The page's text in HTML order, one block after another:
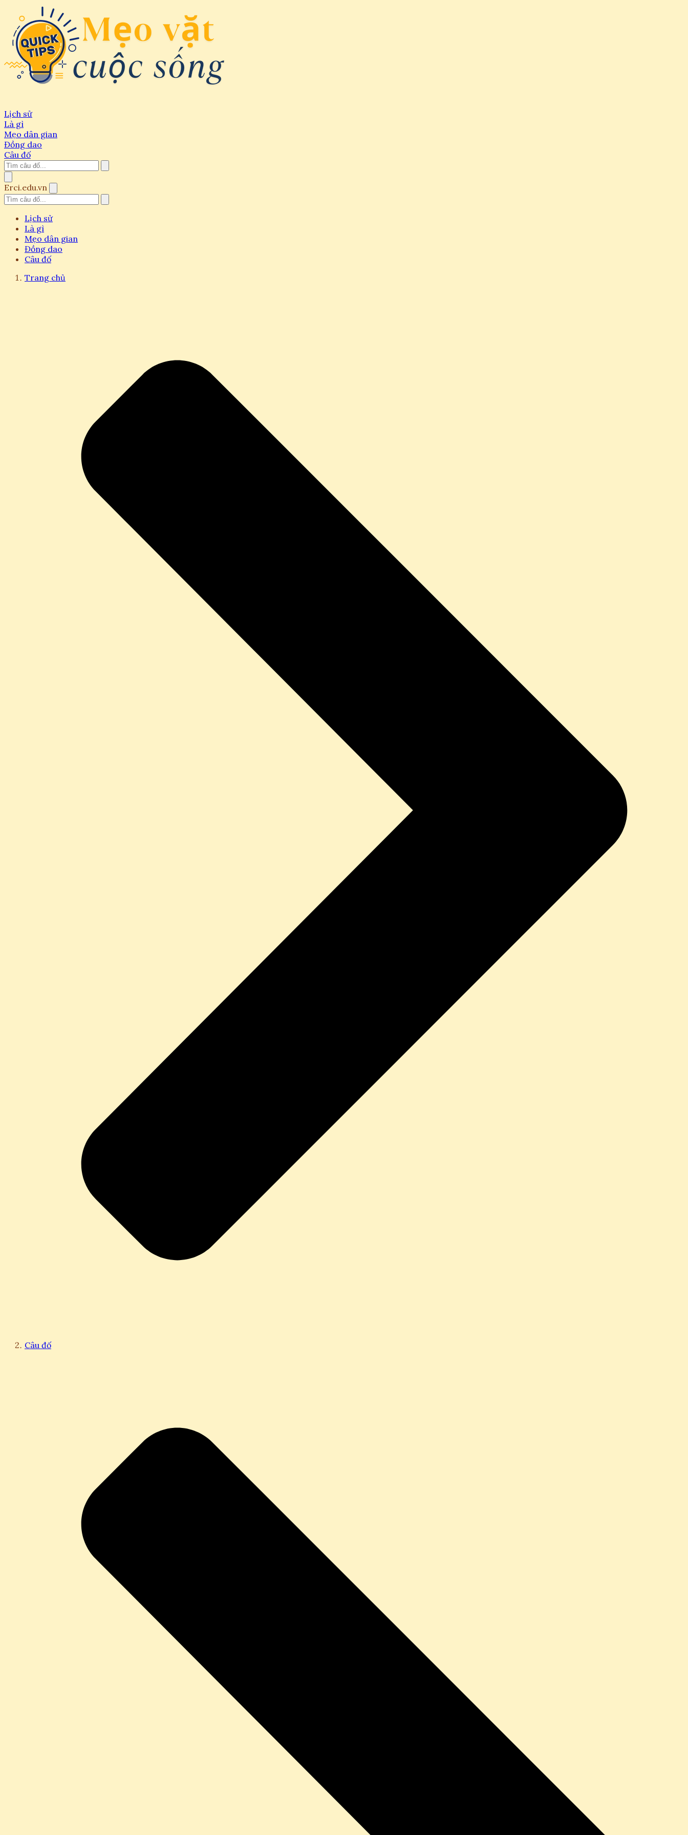
Lịch sử
Là gì
Mẹo dân gian
Đồng dao
Câu đố
Erci.edu.vn
Lịch sử
Là gì
Mẹo dân gian
Đồng dao
Câu đố
Trang chủ
Câu đố